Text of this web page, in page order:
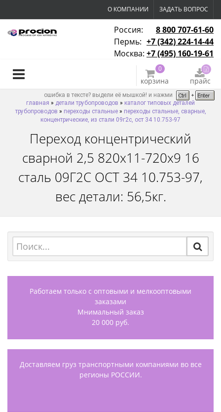
О КОМПАНИИ ЗАДАТЬ ВОПРОС
Россия:
8 800 707-61-60
Пермь: +7 (342) 224-14-44
Москва: +7 (495) 160-19-61
0
корзина прайс
ошибка в тексте? выдели её мышкой! и нажми
главная » детали трубопроводов » каталог типовых деталей
трубопроводов » переходы стальные» переходы стальные, сварные,
концентрические, из стали 09г2с, ост 34 10.753-97
Переход концентрический
сварной 2,5 820х11-720х9 16
сталь 09Г2С ОСТ 34 10.753-97,
вес детали: 56,5кг.
Работаем только с оптовыми и мелкооптовыми
заказами
Мнимальный заказ
20 000 руб.
Доставляем груз транспортными компаниями во все
регионы РОССИИ.